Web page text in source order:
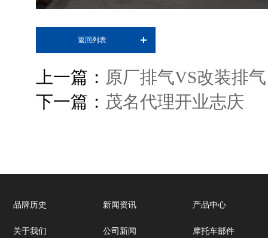
返回列表
上一篇： 原厂排气VS改装排气
下一篇： 茂名代理开业志庆
品牌历史
关于我们
新闻资讯
公司新闻
产品中心
摩托车部件